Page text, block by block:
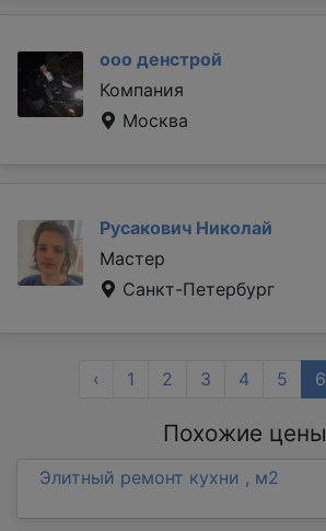
ооо денстрой
Компания
Москва
Русакович Николай
Мастер
Санкт-Петербург
‹ 1 2 3 4 5 6
Похожие цены
Элитный ремонт кухни , м2